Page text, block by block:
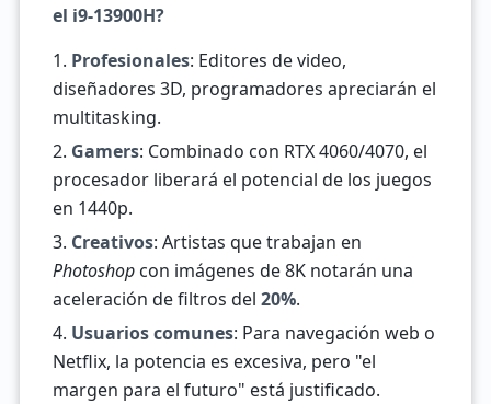
el i9-13900H?
1. Profesionales: Editores de video,
diseñadores 3D, programadores apreciarán el
multitasking.
2. Gamers: Combinado con RTX 4060/4070, el
procesador liberará el potencial de los juegos
en 1440p.
3. Creativos: Artistas que trabajan en
Photoshopcon imágenes de 8K notarán una
aceleración de filtros del 20%.
4. Usuarios comunes: Para navegación web o
Netflix, la potencia es excesiva, pero "el
margen para el futuro" está justificado.